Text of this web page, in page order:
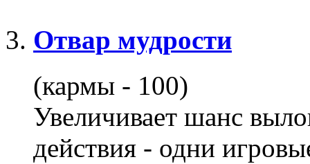
Отвар мудрости
(кармы - 100)
Увеличивает шанс
действия - одни